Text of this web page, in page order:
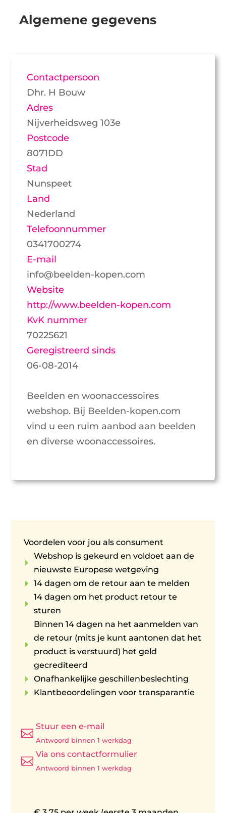
Algemene gegevens
Contactpersoon
Dhr. H Bouw
Adres
Nijverheidsweg 103e
Postcode
8071DD
Stad
Nunspeet
Land
Nederland
Telefoonnummer
0341700274
E-mail
info@beelden-kopen.com
Website
http://www.beelden-kopen.com
KvK nummer
70225621
Geregistreerd sinds
06-08-2014
Beelden en woonaccessoires
webshop. Bij Beelden-kopen.com
vind u een ruim aanbod aan beelden
en diverse woonaccessoires.
Voordelen voor jou als consument
E
Webshop is gekeurd en voldoet aan de
nieuwste Europese wetgeving
E 14 dagen om de retour aan te melden
E
14 dagen om het product retour te
sturen
E
Binnen 14 dagen na het aanmelden van
de retour (mits je kunt aantonen dat het
product is verstuurd) het geld
gecrediteerd
E Onafhankelijke geschillenbeslechting
E Klantbeoordelingen voor transparantie

Stuur een e-mail
Antwoord binnen 1 werkdag

Via ons contactformulier
Antwoord binnen 1 werkdag